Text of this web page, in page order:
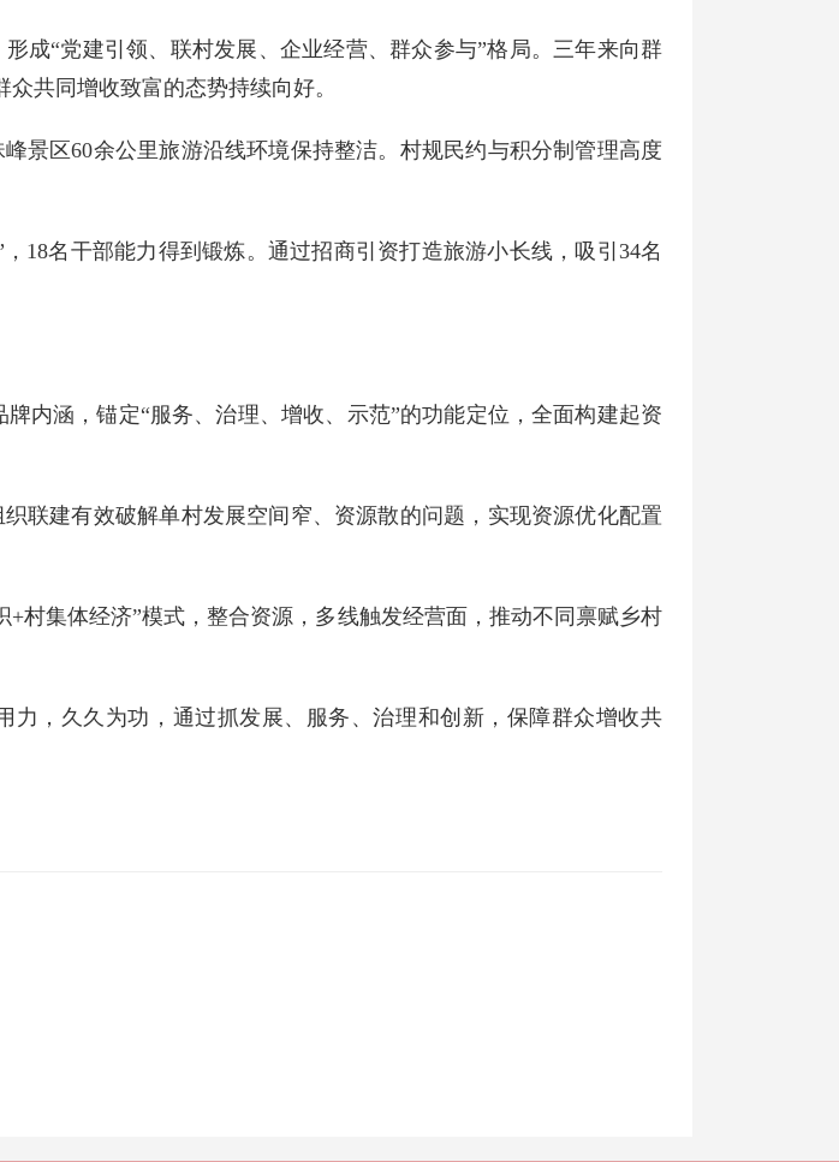
成“党建引领、联村发展、企业经营、群众参与”格局。三年来向群
共同增收致富的态势持续向好。
景区60余公里旅游沿线环境保持整洁。村规民约与积分制管理高度
18名干部能力得到锻炼。通过招商引资打造旅游小长线，吸引34名
内涵，锚定“服务、治理、增收、示范”的功能定位，全面构建起资
联建有效破解单村发展空间窄、资源散的问题，实现资源优化配置
村集体经济”模式，整合资源，多线触发经营面，推动不同禀赋乡村
，久久为功，通过抓发展、服务、治理和创新，保障群众增收共